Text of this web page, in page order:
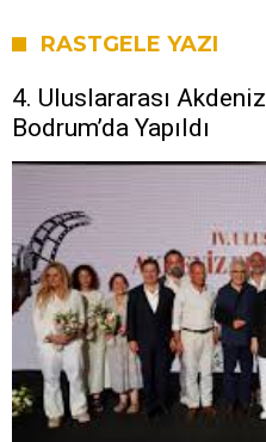
RASTGELE YAZI
4. Uluslararası
Bodrum’da Yapıldı